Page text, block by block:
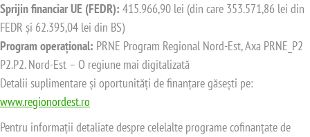
Sprijin financiar UE (FEDR): 415.966,90 lei (din care 353.571,86 lei din
FEDR și 62.395,04 lei din BS)
Program operațional: PRNE Program Regional Nord-Est, Axa PRNE_P2
P2.P2. Nord-Est – O regiune mai digitalizată
Detalii suplimentare și oportunități de finanțare găsești pe:
www.regionordest.ro
Pentru informații detaliate despre celelalte programe cofinanțate de